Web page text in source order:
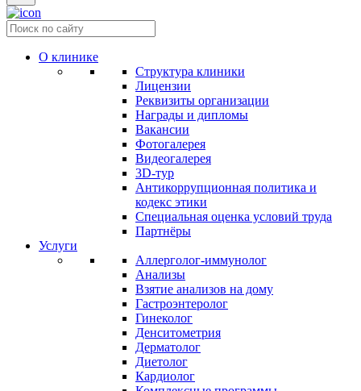
О клинике
Структура клиники
Лицензии
Реквизиты организации
Награды и дипломы
Вакансии
Фотогалерея
Видеогалерея
3D-тур
Антикоррупционная политика и
кодекс этики
Специальная оценка условий труда
Партнёры
Услуги
Аллерголог-иммунолог
Анализы
Взятие анализов на дому
Гастроэнтеролог
Гинеколог
Денситометрия
Дерматолог
Диетолог
Кардиолог